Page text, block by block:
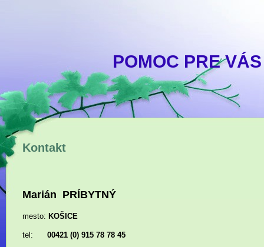
POMOC PRE
Kontakt
Marián PRÍBYTNÝ
mesto: KOŠICE
tel: 00421 (0) 915 78 78 45